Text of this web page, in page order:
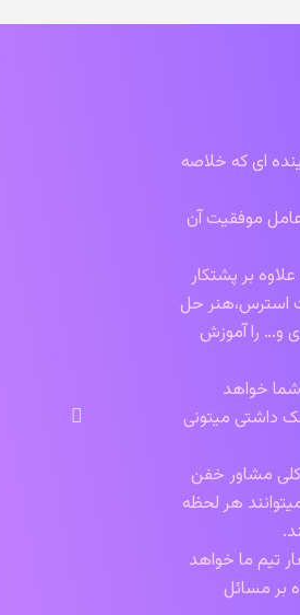
ای که خلاصه
موفقیت آن
بر پشتکار
استرس،هنر حل
و… را آموزش
شما خواهد
داشتی میتونی
مشاور خفن
هر لحظه
تیم ما خواهد
بر مسائل